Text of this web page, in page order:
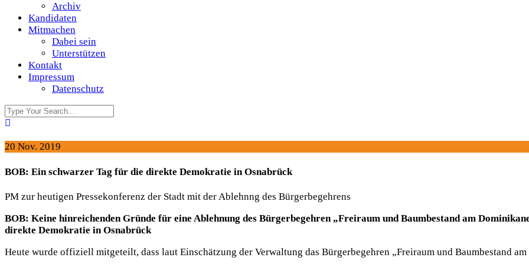
Archiv
Kandidaten
Mitmachen
Dabei sein
Unterstützen
Kontakt
Impressum
Datenschutz
20 Nov. 2019
BOB: Ein schwarzer Tag für die direkte Demokratie in Osnabrück
PM zur heutigen Pressekonferenz der Stadt mit der Ablehnng des Bürgerbegehrens
BOB: Keine hinreichenden Gründe für eine Ablehnung des Bürgerbegehren „Freiraum und Baumbestand am
direkte Demokratie inOsnabrück
Heute wurde offiziell mitgeteilt, dass laut Einschätzung der Verwaltung das Bürgerbegehren „Freiraum und Baumbestand